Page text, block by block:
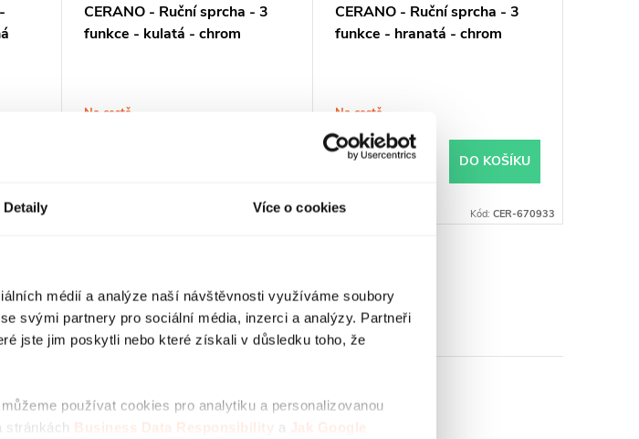
Detaily Více o cookies
médií a analýze naší návštěvnosti využíváme soubory
svými partnery pro sociální média, inzerci a analýzy. Partneři
jste jim poskytli nebo které získali v důsledku toho, že
používat cookies pro analytiku a personalizovanou
stránkách Business Data Responsibility a Jak Google
605077
CERANO - Ruční sprcha - 3
funkce - kulatá - chrom
Na cestě
CER-670930
CERANO - Ruční sprcha - 3
funkce - hranatá - chrom
Na cestě
290 Kč
DO KOŠÍKU
Kód: CER-670933